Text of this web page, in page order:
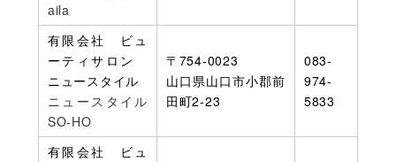
aila
有限会社 ビュ
ーティサロン
ニュースタイル
ニュースタイル
SO-HO
〒754-0023
山口県山口市小郡前
田町2-23
083-
974-
5833
有限会社 ビュ